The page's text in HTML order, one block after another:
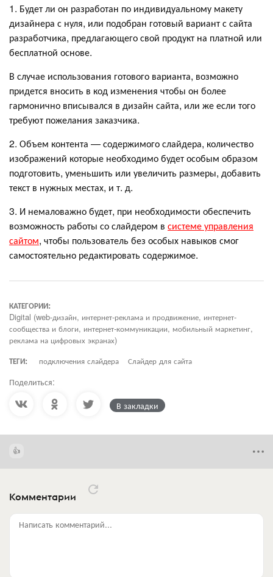
1. Будет ли он разработан по индивидуальному макету
дизайнера с нуля, или подобран готовый вариант с сайта
разработчика, предлагающего свой продукт на платной или
бесплатной основе.
В случае использования готового варианта, возможно
придется вносить в код изменения чтобы он более
гармонично вписывался в дизайн сайта, или же если того
требуют пожелания заказчика.
2. Объем контента — содержимого слайдера, количество
изображений которые необходимо будет особым образом
подготовить, уменьшить или увеличить размеры, добавить
текст в нужных местах, и т. д.
3. И немаловажно будет, при необходимости обеспечить
возможность работы со слайдером в системе управления
сайтом, чтобы пользователь без особых навыков смог
самостоятельно редактировать содержимое.
КАТЕГОРИИ:
Digital (web-дизайн, интернет-реклама и продвижение, интернет-
сообщества и блоги, интернет-коммуникации, мобильный маркетинг,
реклама на цифровых экранах)
ТЕГИ:
подключения слайдера Слайдер для сайта
Поделиться:
В закладки
Комментарии
Написать комментарий...